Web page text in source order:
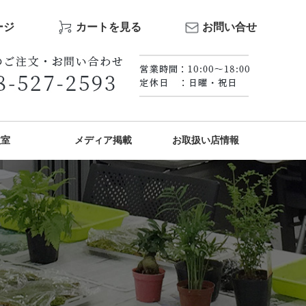
ジ カートを見る お問い合せ
メディア掲載 お取扱い店情報